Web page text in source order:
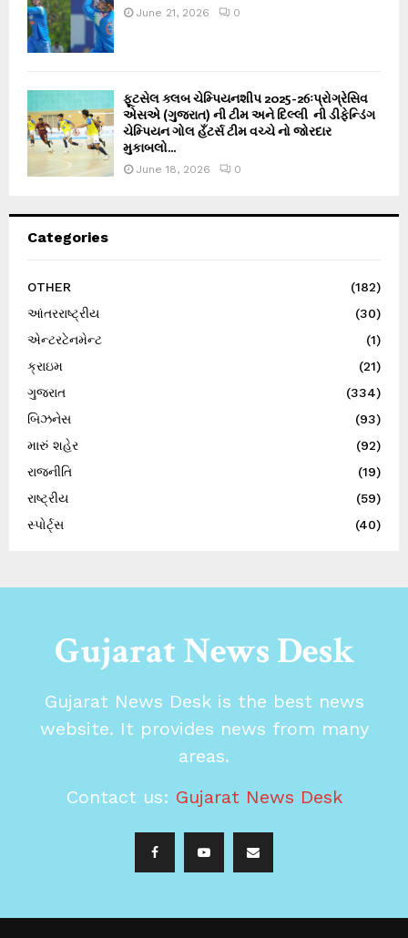
June 21, 2026 0
ફૂટસેલ ક્લબ ચેમ્પિયનશીપ 2025-26ઃપ્રોગ્રેસિવ
એસએ (ગુજરાત) ની ટીમ અને દિલ્લી ની ડીફેન્ડિંગ
ચેમ્પિયન ગોલ હઁટર્સ ટીમ વચ્ચે નો જોરદાર
મુકાબલો...
June 18, 2026 0
Categories
OTHER
(182)
આંતરરાષ્ટ્રીય
(30)
એન્ટરટેનમેન્ટ
(1)
ક્રાઇમ
(21)
ગુજરાત
(334)
બિઝનેસ
(93)
મારું શહેર
(92)
રાજનીતિ
(19)
રાષ્ટ્રીય
(59)
સ્પોર્ટ્સ
(40)
Gujarat News Desk
Gujarat News Desk is the best news
website. It provides news from many
areas.
Contact us: Gujarat News Desk